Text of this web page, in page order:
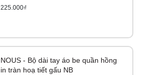
225.000₫
NOUS - Bộ dài tay áo be quần hồng
in tràn hoạ tiết gấu NB